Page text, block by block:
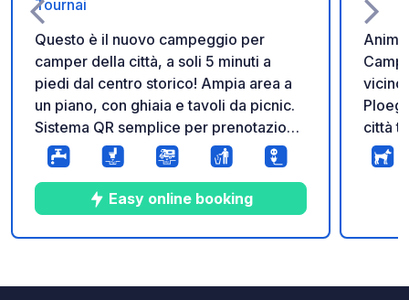
Tournai
Questo è il nuovo campeggio per
camper della città, a soli 5 minuti a
piedi dal centro storico! Ampia area a
un piano, con ghiaia e tavoli da picnic.
Sistema QR semplice per prenotazioni
e pagamenti. È possibile utilizzare i
servizi senza pernottare utilizzando il
sistema QR.Easy online booking
vicino
città
des
Noir